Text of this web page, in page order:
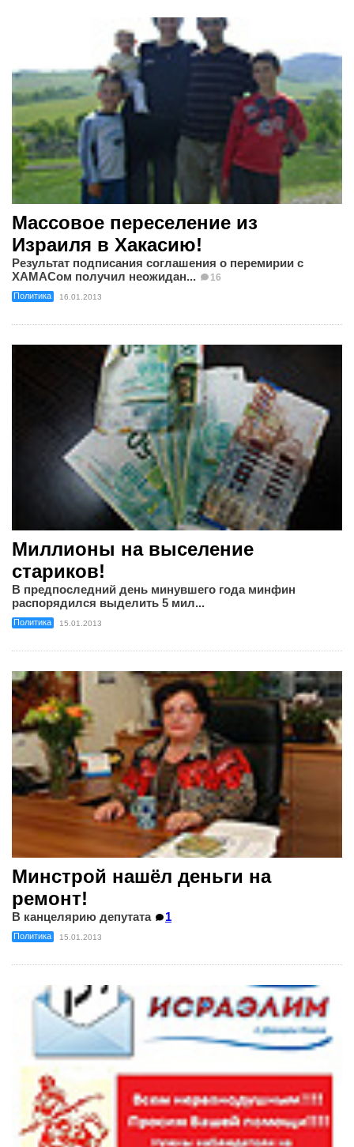
Массовое переселение из
Израиля в Хакасию!
Результат подписания соглашения о перемирии с
ХАМАСом получил неожидан...
16
Политика 16.01.2013
Миллионы на выселение
стариков!
В предпоследний день минувшего года минфин
распорядился выделить 5 мил...
Политика 15.01.2013
Минстрой нашёл деньги на
ремонт!
В канцелярию депутата 1
Политика 15.01.2013